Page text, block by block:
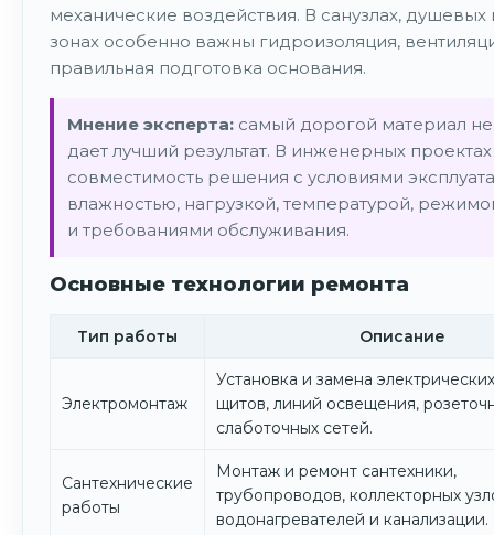
механические воздействия. В санузлах, душевых
зонах особенно важны гидроизоляция,
правильная подготовка основания.
Мнение эксперта: самый дорогой материал
дает лучший результат. В инженерных
совместимость решения с условиями
влажностью, нагрузкой, температурой,
и требованиями обслуживания.
Основные технологии ремонта
Тип работы Описание
Электромонтаж
Установка и замена
щитов, линий освещения,
слаботочных сетей.
Сантехнические
работы
Монтаж и ремонт сантехники,
трубопроводов, коллекторных
водонагревателей и канализации.